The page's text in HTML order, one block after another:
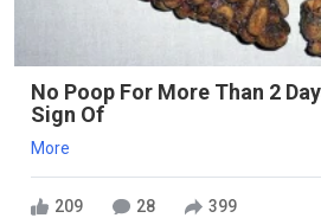
No Poop For More Than 2
Sign Of
More
209 28 399